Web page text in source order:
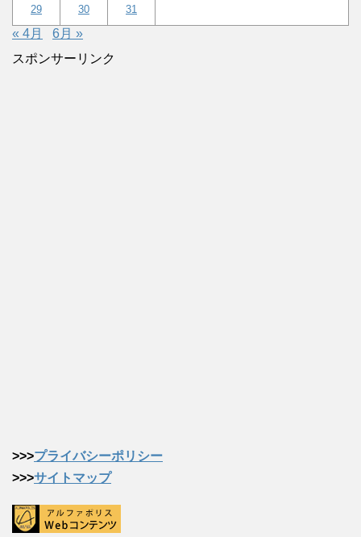
29 30 31
« 4月
6月 »
スポンサーリンク
>>>プライバシーポリシー
>>>サイトマップ